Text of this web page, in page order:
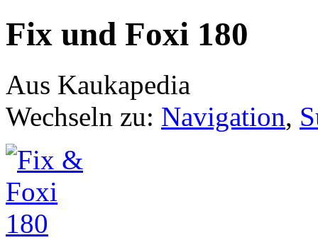
Fix und Foxi 180
Aus Kaukapedia
Wechseln zu: Navigation,